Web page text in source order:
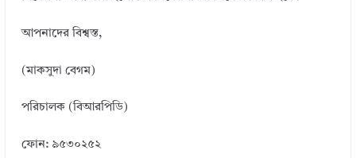
আপনাদের বিশ্বস্ত,
(মাকসুদা বেগম)
পরিচালক (বিআরপিডি)
ফোন: ৯৫৩০২৫২